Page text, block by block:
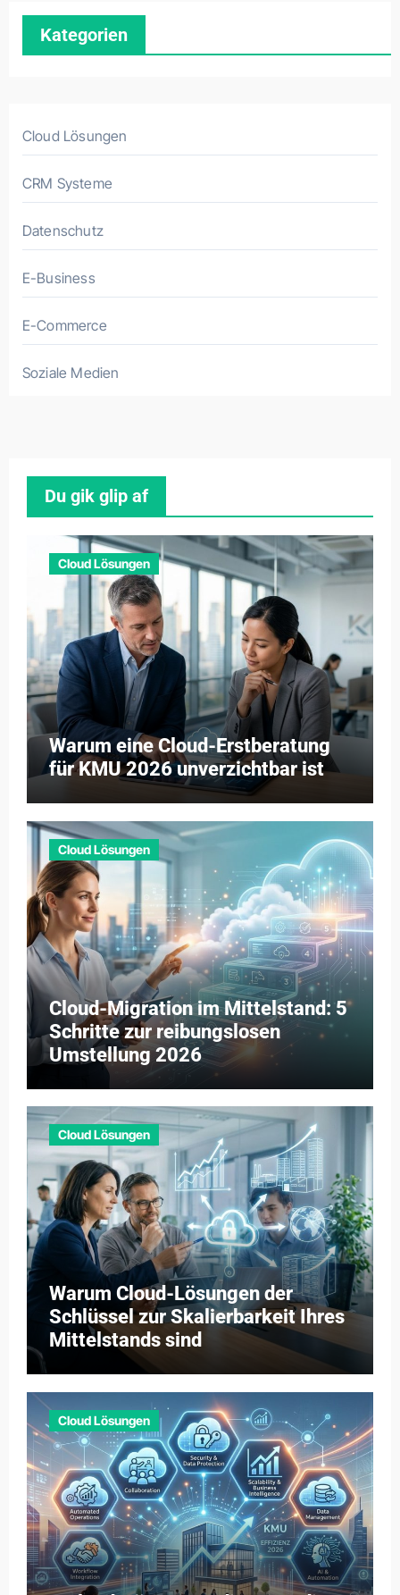
Kategorien
Cloud Lösungen
CRM Systeme
Datenschutz
E-Business
E-Commerce
Soziale Medien
Du gik glip af
Cloud Lösungen
Warum eine Cloud-Erstberatung
für KMU 2026 unverzichtbar ist
Cloud Lösungen
Cloud-Migration im Mittelstand: 5
Schritte zur reibungslosen
Umstellung 2026
Cloud Lösungen
Warum Cloud-Lösungen der
Schlüssel zur Skalierbarkeit Ihres
Mittelstands sind
Cloud Lösungen